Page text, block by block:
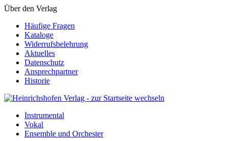
Über den Verlag
Häufige Fragen
Kataloge
Widerrufsbelehrung
Aktuelles
Datenschutz
Ansprechpartner
Historie
Instrumental
Vokal
Ensemble und Orchester